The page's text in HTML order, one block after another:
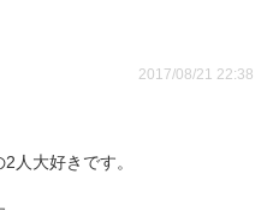
2017/08/21 22:38
人大好きです。